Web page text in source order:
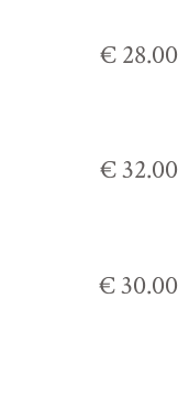
€ 28.00
€ 32.00
€ 30.00